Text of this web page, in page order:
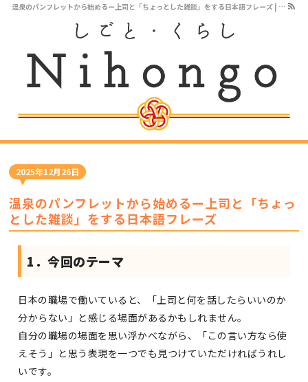
温泉のパンフレットから始めるー上司と「ちょっとした雑談」をする日本語フレーズ | 外国人・留学生のためのビジネス日本語オンラインレッスン
温泉のパンフレットから始めるー上司と「ちょっ
とした雑談」をする日本語フレーズ
2025年12月26日
1．今回のテーマ
日本の職場で働いていると、「上司と何を話したらいいのか
分からない」と感じる場面があるかもしれません。
自分の職場の場面を思い浮かべながら、「この言い方なら使
えそう」と思う表現を一つでも見つけていただければうれし
いです。